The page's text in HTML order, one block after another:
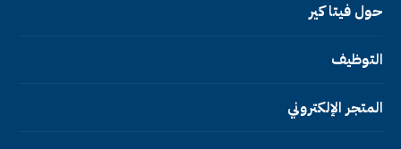
حول فيتا كير
التوظيف
المتجر الإلكتروني